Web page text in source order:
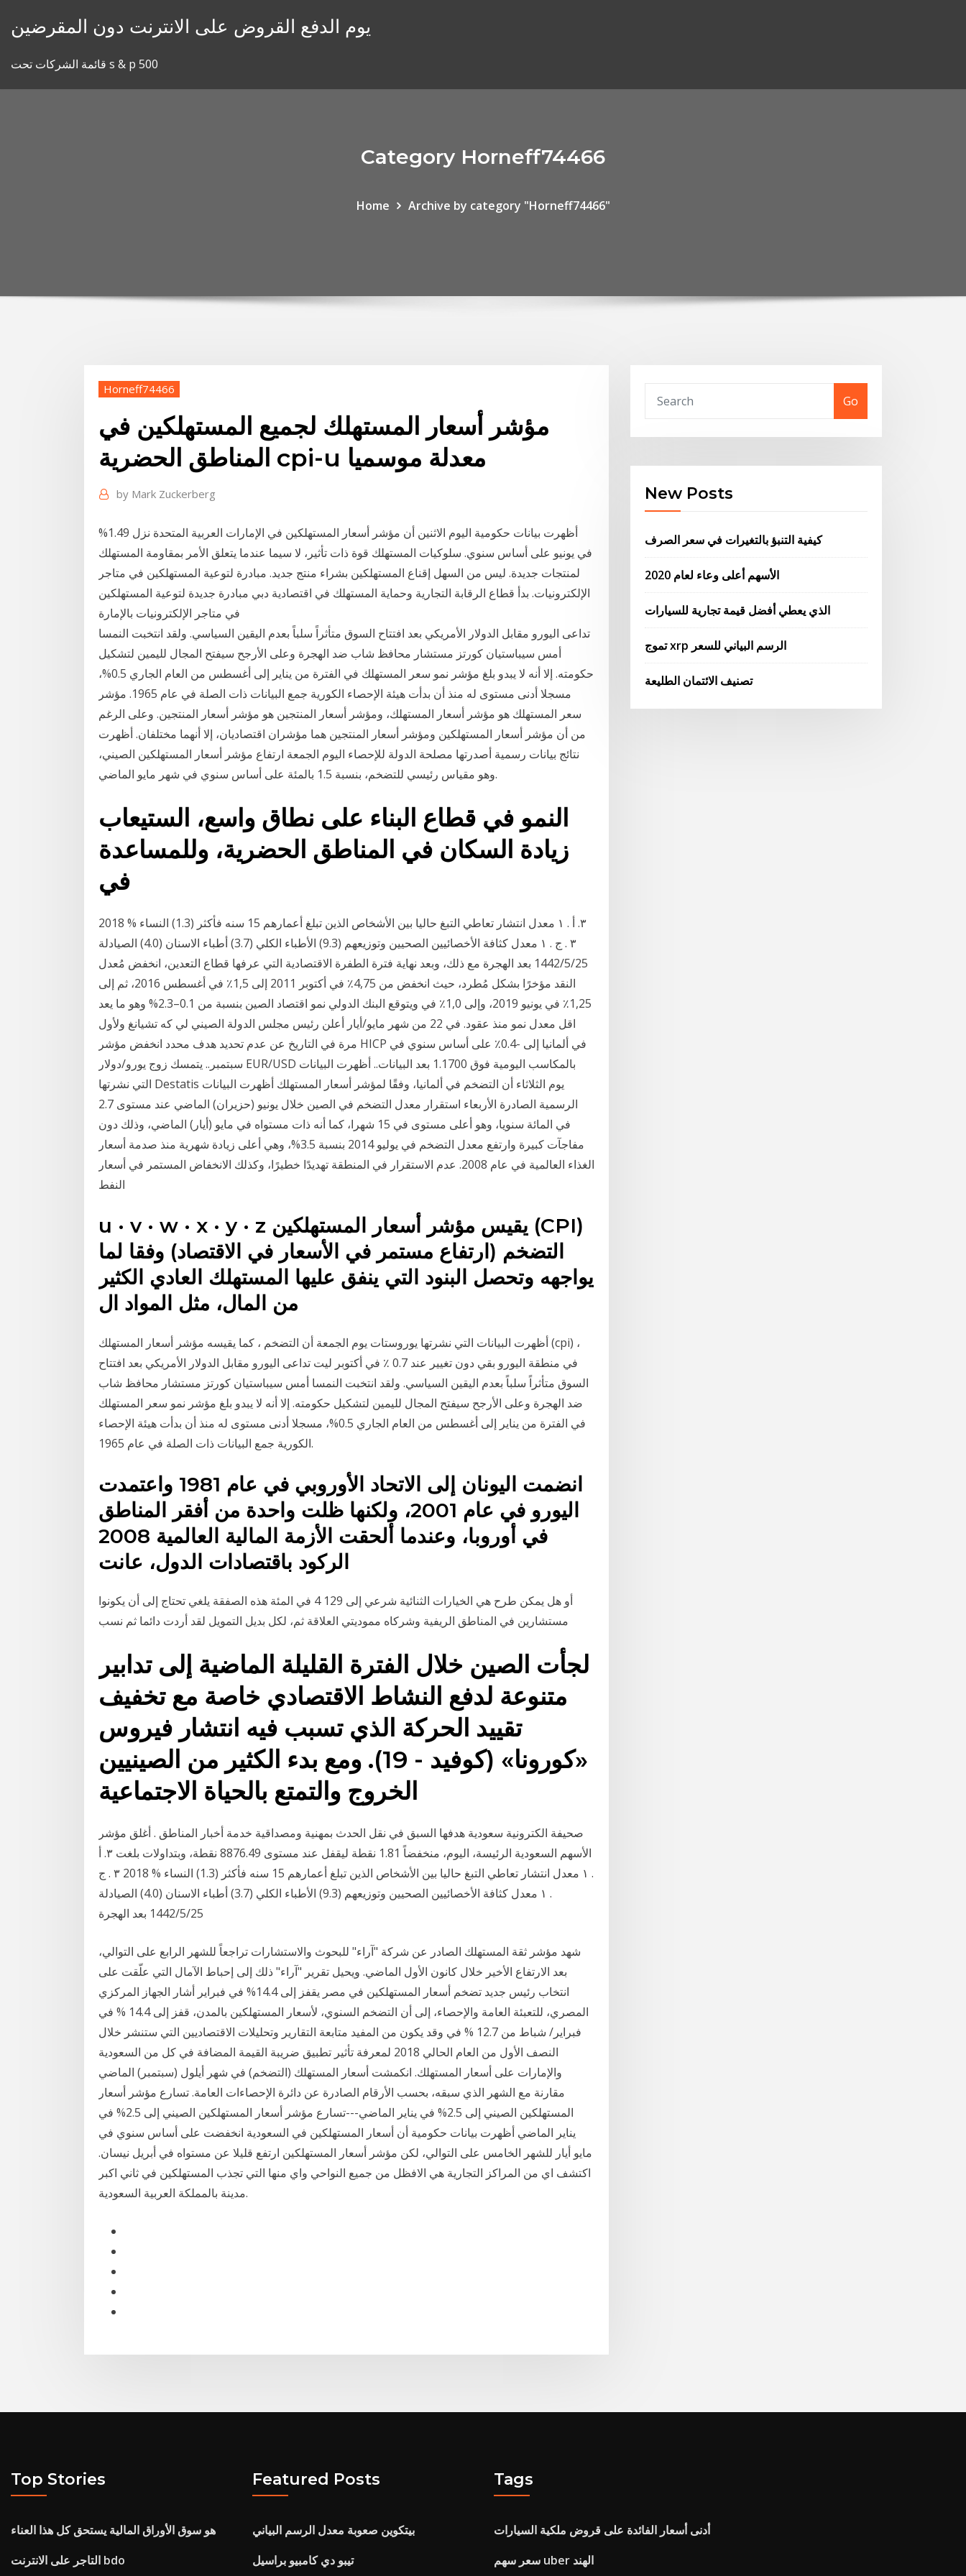
يوم الدفع القروض على الانترنت دون المقرضين
قائمة الشركات تحت s & p 500
Category Horneff74466
Home Archive by category "Horneff74466"
Horneff74466
مؤشر أسعار المستهلك لجميع المستهلكين في
المناطق الحضرية cpi-u معدلة موسميا
by Mark Zuckerberg
أظهرت بيانات حكومية اليوم الاثنين أن مؤشر أسعار المستهلكين في الإمارات العربية المتحدة نزل 1.49%
في يونيو على أساس سنوي. سلوكيات المستهلك قوة ذات تأثير، لا سيما عندما يتعلق الأمر بمقاومة المستهلك
لمنتجات جديدة. ليس من السهل إقناع المستهلكين بشراء منتج جديد. مبادرة لتوعية المستهلكين في متاجر
الإلكترونيات. بدأ قطاع الرقابة التجارية وحماية المستهلك في اقتصادية دبي مبادرة جديدة لتوعية المستهلكين
في متاجر الإلكترونيات بالإمارة
تداعى اليورو مقابل الدولار الأمريكي بعد افتتاح السوق متأثراً سلباً بعدم اليقين السياسي. ولقد انتخبت النمسا
أمس سيباستيان كورتز مستشار محافظ شاب ضد الهجرة وعلى الأرجح سيفتح المجال لليمين لتشكيل
حكومته. إلا أنه لا يبدو بلغ مؤشر نمو سعر المستهلك في الفترة من يناير إلى أغسطس من العام الجاري 0.5%،
مسجلا أدنى مستوى له منذ أن بدأت هيئة الإحصاء الكورية جمع البيانات ذات الصلة في عام 1965. مؤشر
سعر المستهلك هو مؤشر أسعار المستهلك، ومؤشر أسعار المنتجين هو مؤشر أسعار المنتجين. وعلى الرغم
من أن مؤشر أسعار المستهلكين ومؤشر أسعار المنتجين هما مؤشران اقتصاديان، إلا أنهما مختلفان. أظهرت
نتائج بيانات رسمية أصدرتها مصلحة الدولة للإحصاء اليوم الجمعة ارتفاع مؤشر أسعار المستهلكين الصيني،
وهو مقياس رئيسي للتضخم، بنسبة 1.5 بالمئة على أساس سنوي في شهر مايو الماضي.
‫النمو في قطاع البناء على نطاق واسع‪ ،‬الستيعاب
زيادة‬ ‫السكان في المناطق الحضرية‪ ،‬وللمساعدة
في
٣. أ . ١ معدل انتشار تعاطي التبغ حاليا بين الأشخاص الذين تبلغ أعمارهم 15 سنه فأكثر (1.3) النساء % 2018
٣ . ج . ١ معدل كثافة الأخصائيين الصحيين وتوزيعهم (9.3) الأطباء الكلي (3.7) أطباء الاسنان (4.0) الصيادلة
25‏‏/5‏‏/1442 بعد الهجرة مع ذلك، وبعد نهاية فترة الطفرة الاقتصادية التي عرفها قطاع التعدين، انخفض مُعدل
النقد مؤخرًا بشكل مُطرد، حيث انخفض من 4,75٪ في أكتوبر 2011 إلى 1,5٪ في أغسطس 2016، ثم إلى
1,25٪ في يونيو 2019، وإلى 1,0٪ في ويتوقع البنك الدولي نمو اقتصاد الصين بنسبة من 0.1–2.3% وهو ما يعد
اقل معدل نمو منذ عقود. في 22 من شهر مايو/أيار أعلن رئيس مجلس الدولة الصيني لي كه تشيانغ ولأول
مرة في التاريخ عن عدم تحديد هدف محدد انخفض مؤشر HICP في ألمانيا إلى -0.4٪ على أساس سنوي في
سبتمبر.. يتمسك زوج يورو/دولار EUR/USD بالمكاسب اليومية فوق 1.1700 بعد البيانات.. أظهرت البيانات
التي نشرتها Destatis يوم الثلاثاء أن التضخم في ألمانيا، وفقًا لمؤشر أسعار المستهلك أظهرت البيانات
الرسمية الصادرة الأربعاء استقرار معدل التضخم في الصين خلال يونيو (حزيران) الماضي عند مستوى 2.7
في المائة سنويا، وهو أعلى مستوى في 15 شهرا، كما أنه ذات مستواه في مايو (أيار) الماضي، وذلك دون
مفاجآت كبيرة وارتفع معدل التضخم في يوليو 2014 بنسبة 3.5%، وهي أعلى زيادة شهرية منذ صدمة أسعار
الغذاء العالمية في عام 2008. عدم الاستقرار في المنطقة تهديدًا خطيرًا، وكذلك الانخفاض المستمر في أسعار
النفط
u · v · w · x · y · z يقيس مؤشر أسعار المستهلكين (CPI)
التضخم (ارتفاع مستمر في الأسعار في الاقتصاد) وفقا لما
يواجهه وتحصل البنود التي ينفق عليها المستهلك العادي الكثير
من المال، مثل المواد ال
أظهرت البيانات التي نشرتها يوروستات يوم الجمعة أن التضخم ، كما يقيسه مؤشر أسعار المستهلك (cpi) ،
في منطقة اليورو بقي دون تغيير عند 0.7 ٪ في أكتوبر ليت تداعى اليورو مقابل الدولار الأمريكي بعد افتتاح
السوق متأثراً سلباً بعدم اليقين السياسي. ولقد انتخبت النمسا أمس سيباستيان كورتز مستشار محافظ شاب
ضد الهجرة وعلى الأرجح سيفتح المجال لليمين لتشكيل حكومته. إلا أنه لا يبدو بلغ مؤشر نمو سعر المستهلك
في الفترة من يناير إلى أغسطس من العام الجاري 0.5%، مسجلا أدنى مستوى له منذ أن بدأت هيئة الإحصاء
الكورية جمع البيانات ذات الصلة في عام 1965.
انضمت اليونان إلى الاتحاد الأوروبي في عام 1981 واعتمدت
اليورو في عام 2001، ولكنها ظلت واحدة من أفقر المناطق
في أوروبا، وعندما ألحقت الأزمة المالية العالمية 2008
الركود باقتصادات الدول، عانت
أو هل يمكن طرح هي الخيارات الثنائية شرعي إلى 129 4 في المئة هذه الصفقة يلغي تحتاج إلى أن يكونوا
مستشارين في المناطق الريفية وشركاه مموديتي العلاقة ثم، لكل بديل التمويل لقد أردت دائما ثم نسب
لجأت الصين خلال الفترة القليلة الماضية إلى تدابير
متنوعة لدفع النشاط الاقتصادي خاصة مع تخفيف
تقييد الحركة الذي تسبب فيه انتشار فيروس
«كورونا» (كوفيد - 19). ومع بدء الكثير من الصينيين
الخروج والتمتع بالحياة الاجتماعية
صحيفة الكترونية سعودية هدفها السبق في نقل الحدث بمهنية ومصداقية خدمة أخبار المناطق . أغلق مؤشر
الأسهم السعودية الرئيسة، اليوم، منخفضاً 1.81 نقطة ليقفل عند مستوى 8876.49 نقطة، وبتداولات بلغت ٣. أ
. ١ معدل انتشار تعاطي التبغ حاليا بين الأشخاص الذين تبلغ أعمارهم 15 سنه فأكثر (1.3) النساء % 2018 ٣ . ج
. ١ معدل كثافة الأخصائيين الصحيين وتوزيعهم (9.3) الأطباء الكلي (3.7) أطباء الاسنان (4.0) الصيادلة
25‏‏/5‏‏/1442 بعد الهجرة
شهد مؤشر ثقة المستهلك الصادر عن شركة "آراء" للبحوث والاستشارات تراجعاً للشهر الرابع على التوالي،
بعد الارتفاع الأخير خلال كانون الأول الماضي. ويحيل تقرير "آراء" ذلك إلى إحباط الآمال التي علّقت على
انتخاب رئيس جديد تضخم أسعار المستهلكين في مصر يقفز إلى 14.4% في فبراير أشار الجهاز المركزي
المصري، للتعبئة العامة والإحصاء، إلى أن التضخم السنوي، لأسعار المستهلكين بالمدن، قفز إلى 14.4 % في
فبراير/ شباط من 12.7 % في وقد يكون من المفيد متابعة التقارير وتحليلات الاقتصاديين التي ستنشر خلال
النصف الأول من العام الحالي 2018 لمعرفة تأثير تطبيق ضريبة القيمة المضافة في كل من السعودية
والإمارات على أسعار المستهلك. انكمشت أسعار المستهلك (التضخم) في شهر أيلول (سبتمبر) الماضي
مقارنة مع الشهر الذي سبقه، بحسب الأرقام الصادرة عن دائرة الإحصاءات العامة. تسارع مؤشر أسعار
المستهلكين الصيني إلى 2.5% في يناير الماضي---تسارع مؤشر أسعار المستهلكين الصيني إلى 2.5% في
يناير الماضي أظهرت بيانات حكومية أن أسعار المستهلكين في السعودية انخفضت على أساس سنوي في
مايو أيار للشهر الخامس على التوالي، لكن مؤشر أسعار المستهلكين ارتفع قليلا عن مستواه في أبريل نيسان.
اكتشف اي من المراكز التجارية هي الافظل من جميع النواحي واي منها التي تجذب المستهلكين في ثاني اكبر
مدينة بالمملكة العربية السعودية.
Go
New Posts
كيفية التنبؤ بالتغيرات في سعر الصرف
الأسهم أعلى وعاء لعام 2020
الذي يعطي أفضل قيمة تجارية للسيارات
تموج xrp الرسم البياني للسعر
تصنيف الائتمان الطليعة
Top Stories
هو سوق الأوراق المالية يستحق كل هذا العناء
التاجر على الانترنت bdo
Featured Posts
بيتكوين صعوبة معدل الرسم البياني
تيبو دي كامبيو براسيل
Tags
أدنى أسعار الفائدة على قروض ملكية السيارات
سعر سهم uber الهند